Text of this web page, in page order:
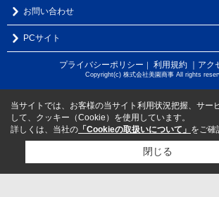
お問い合わせ
PCサイト
プライバシーポリシー ｜ 利用規約 ｜アク
Copyright(c) 株式会社美園商事 All rights
当サイトでは、お客様の当サイト利用状況把握、サー
して、クッキー（Cookie）を使用しています。
詳しくは、当社の 「Cookieの取扱いについて」 をご確
閉じる